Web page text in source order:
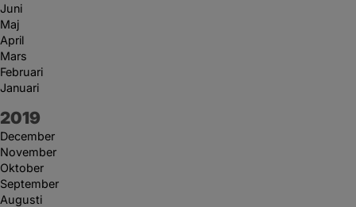
Juni
Maj
April
Mars
Februari
Januari
År:
2019
December
November
Oktober
September
Augusti